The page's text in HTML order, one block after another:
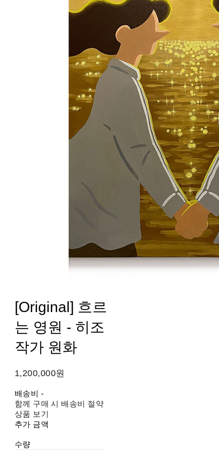
[Original] 흐르
는 영원 - 히조
작가 원화
1,200,000원
배송비 -
함께 구매 시 배송비 절약
상품 보기
추가 금액
수량